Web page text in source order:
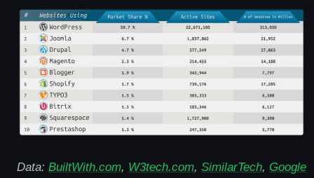
Data: BuiltWith.com, W3tech.com, SimilarTech, Google